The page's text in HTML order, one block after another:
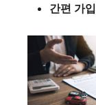
간편 가입